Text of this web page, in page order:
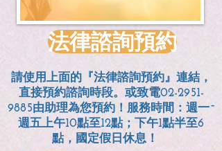
法律諮詢預約
請使用上面的『法律諮詢預約』連結，
直接預約諮詢時段。或致電02-2951-
9885由助理為您預約！服務時間：週一~
週五上午10點至12點；
下午1點半至6
點，國定假日休息！